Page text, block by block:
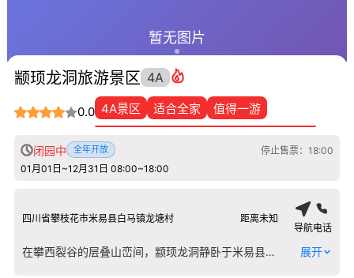
暂无图片
颛顼龙洞旅游景区 4A
0.0 4A景区 适合全家 值得一游
闭园中 全年开放
停止售票：18:00
01月01日~12月31日 08:00~18:00
四川省攀枝花市米易县白马镇龙塘村
距离未知
导航电话
在攀西裂谷的层叠山峦间，颛顼龙洞静卧于米易县安宁河畔。这里并非寻常溶洞，其名直接关联到上古五帝之一的颛顼，传说这位人文始祖曾在此区域活动，赋予了洞穴深厚的神话与历史底色。洞内长达1800米的游览线路，如同一部镌刻在岩层上的编年史，钟乳石仍在以万年为单位缓慢生长，而早期人类活动的痕迹与古生物化石则被永久封存于喀斯特地貌之中。游览者不仅能观赏到“龙宫”、“天宫”等瑰丽厅堂的岩溶奇观，更能在“颛顼故里”的文化标识前，遥想华夏文明曙光初现的传说时代。这座洞穴将自然地质的演化史诗与中华民族的远古记忆奇妙地融为一体，是探秘川西南史前文明与地质变迁的一处独特坐标。 展开